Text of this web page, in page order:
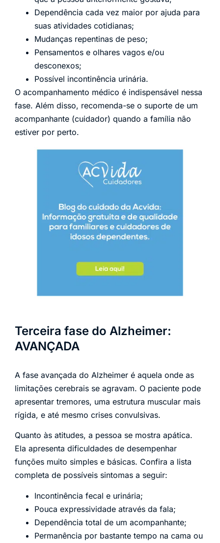
Dependência cada vez maior por ajuda para
suas atividades cotidianas;
Mudanças repentinas de peso;
Pensamentos e olhares vagos e/ou
desconexos;
Possível incontinência urinária.
O acompanhamento médico é indispensável nessa
fase. Além disso, recomenda-se o suporte de um
acompanhante (cuidador) quando a família não
estiver por perto.
Terceira fase do Alzheimer:
AVANÇADA
A fase avançada do Alzheimer é aquela onde as
limitações cerebrais se agravam. O paciente pode
apresentar tremores, uma estrutura muscular mais
rígida, e até mesmo crises convulsivas.
Quanto às atitudes, a pessoa se mostra apática.
Ela apresenta dificuldades de desempenhar
funções muito simples e básicas. Confira a lista
completa de possíveis sintomas a seguir:
Incontinência fecal e urinária;
Pouca expressividade através da fala;
Dependência total de um acompanhante;
Permanência por bastante tempo na cama ou